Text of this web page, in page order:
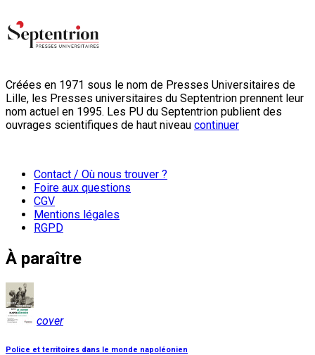
Créées en 1971 sous le nom de Presses Universitaires de
Lille, les Presses universitaires du Septentrion prennent leur
nom actuel en 1995. Les PU du Septentrion publient des
ouvrages scientifiques de haut niveau continuer
Contact / Où nous trouver ?
Foire aux questions
CGV
Mentions légales
RGPD
À paraître
cover
Police et territoires dans le monde napoléonien